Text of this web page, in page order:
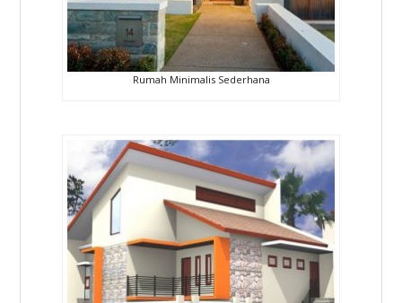
Rumah Minimalis Sederhana